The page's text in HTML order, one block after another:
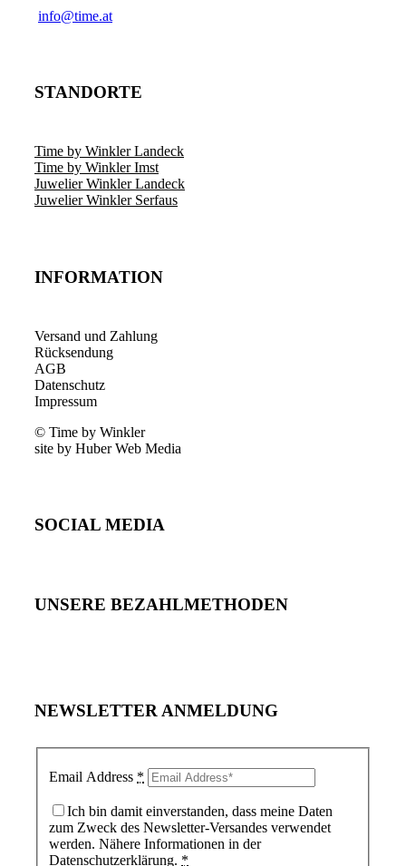
info@time.at
STANDORTE
Time by Winkler Landeck
Time by Winkler Imst
Juwelier Winkler Landeck
Juwelier Winkler Serfaus
INFORMATION
Versand und Zahlung
Rücksendung
AGB
Datenschutz
Impressum
© Time by Winkler
site by Huber Web Media
SOCIAL MEDIA
UNSERE BEZAHLMETHODEN
NEWSLETTER ANMELDUNG
Email Address *
Ich bin damit einverstanden, dass meine Daten
zum Zweck des Newsletter-Versandes verwendet
werden. Nähere Informationen in der
Datenschutzerklärung. *